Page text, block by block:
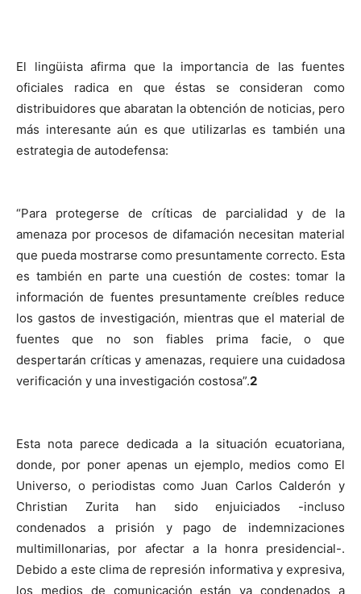
El lingüista afirma que la importancia de las fuentes
oficiales radica en que éstas se consideran como
distribuidores que abaratan la obtención de noticias, pero
más interesante aún es que utilizarlas es también una
estrategia de autodefensa:
“Para protegerse de críticas de parcialidad y de la
amenaza por procesos de difamación necesitan material
que pueda mostrarse como presuntamente correcto. Esta
es también en parte una cuestión de costes: tomar la
información de fuentes presuntamente creíbles reduce
los gastos de investigación, mientras que el material de
fuentes que no son fiables prima facie, o que
despertarán críticas y amenazas, requiere una cuidadosa
verificación y una investigación costosa”.2
Esta nota parece dedicada a la situación ecuatoriana,
donde, por poner apenas un ejemplo, medios como El
Universo, o periodistas como Juan Carlos Calderón y
Christian Zurita han sido enjuiciados -incluso
condenados a prisión y pago de indemnizaciones
multimillonarias, por afectar a la honra presidencial-.
Debido a este clima de represión informativa y expresiva,
los medios de comunicación están ya condenados a